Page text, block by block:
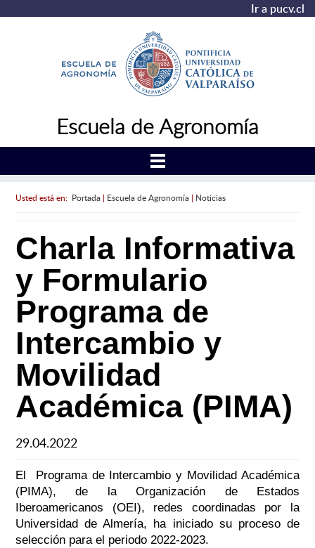
Ir a pucv.cl
Escuela de Agronomía
Usted está en: Portada| Escuela de Agronomía| Noticias
Charla Informativa
y Formulario
Programa de
Intercambio y
Movilidad
Académica (PIMA)
29.04.2022
El Programa de Intercambio y Movilidad Académica
(PIMA), de la Organización de Estados
Iberoamericanos (OEI), redes coordinadas por la
Universidad de Almería, ha iniciado su proceso de
selección para el periodo 2022-2023.